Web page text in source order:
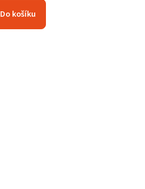
Do košíku